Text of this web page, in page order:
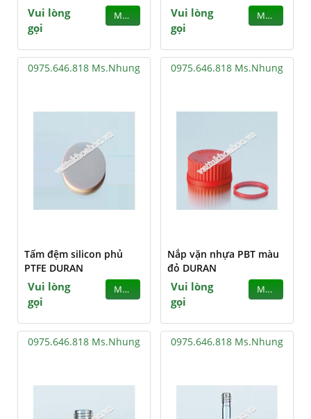
Vui lòng
gọi
MUA
Vui lòng
gọi
MUA
0975.646.818 Ms.Nhung
Tấm đệm silicon phủ
PTFE DURAN
Vui lòng
gọi
MUA
0975.646.818 Ms.Nhung
Nắp vặn nhựa PBT màu
đỏ DURAN
Vui lòng
gọi
MUA
0975.646.818 Ms.Nhung 0975.646.818 Ms.Nhung